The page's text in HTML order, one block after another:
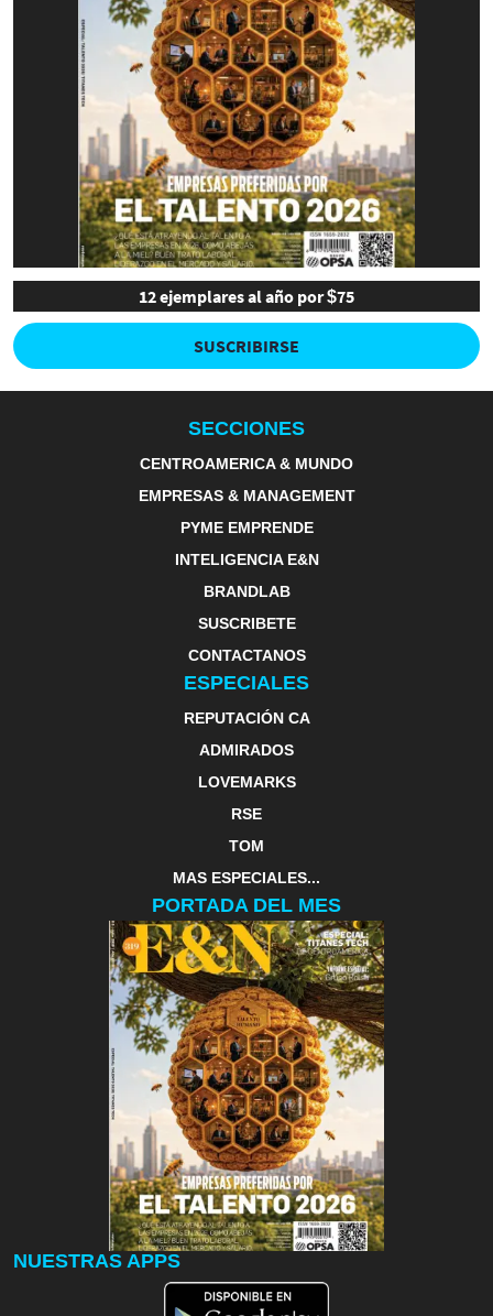
12 ejemplares al año por $75
SUSCRIBIRSE
SECCIONES
CENTROAMERICA & MUNDO
EMPRESAS & MANAGEMENT
PYME EMPRENDE
INTELIGENCIA E&N
BRANDLAB
SUSCRIBETE
CONTACTANOS
ESPECIALES
REPUTACIÓN CA
ADMIRADOS
LOVEMARKS
RSE
TOM
MAS ESPECIALES...
PORTADA DEL MES
NUESTRAS APPS